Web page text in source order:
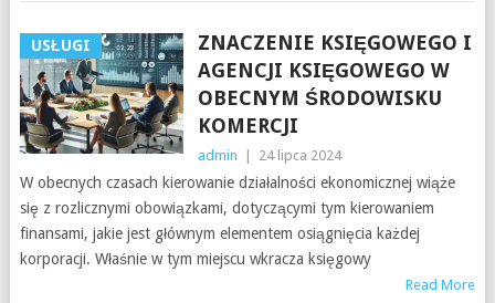
USŁUGI
ZNACZENIE KSIĘGOWEGO I
AGENCJI KSIĘGOWEGO W
OBECNYM ŚRODOWISKU
KOMERCJI
admin 24 lipca 2024
W obecnych czasach kierowanie działalności ekonomicznej wiąże
się z rozlicznymi obowiązkami, dotyczącymi tym kierowaniem
finansami, jakie jest głównym elementem osiągnięcia każdej
korporacji. Właśnie w tym miejscu wkracza księgowy
Read More